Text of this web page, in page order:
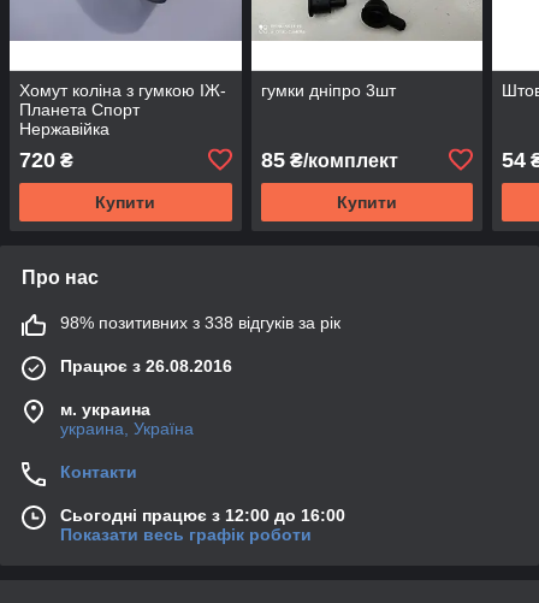
Хомут коліна з гумкою ІЖ-
Планета Спорт
Нержавійка
720 ₴
Купити
гумки дніпро 3шт
85₴/комплект
Купити
54
Про нас
98% позитивних з 338 відгуків за рік
Працює з 26.08.2016
м. украина
украина, Україна
Контакти
Сьогодні працює з 12:00 до 16:00
Показати весь графік роботи